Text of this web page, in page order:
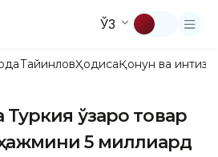
ЎЗ
ТайинловҲодисаҚонун ва
Туркия ўзаро товар
5 миллиард